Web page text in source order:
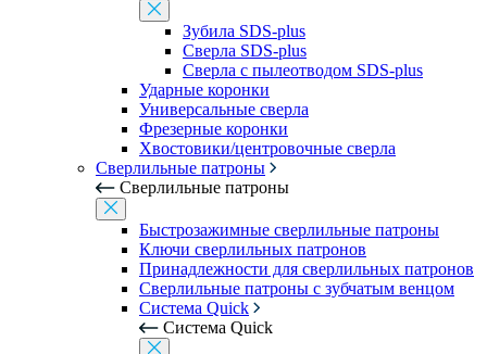
Зубила SDS-plus
Сверла SDS-plus
Сверла с пылеотводом SDS-plus
Ударные коронки
Универсальные сверла
Фрезерные коронки
Хвостовики/центровочные сверла
Сверлильные патроны
Сверлильные патроны
Быстрозажимные сверлильные патроны
Ключи сверлильных патронов
Принадлежности для сверлильных патронов
Сверлильные патроны с зубчатым венцом
Система Quick
Система Quick